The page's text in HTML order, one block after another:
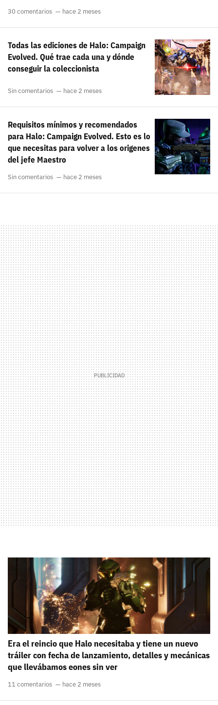
30 comentarios hace 2 meses
Todas las ediciones de Halo: Campaign
Evolved. Qué trae cada una y dónde
conseguir la coleccionista
Sin comentarios hace 2 meses
Requisitos mínimos y recomendados
para Halo: Campaign Evolved. Esto es lo
que necesitas para volver a los origenes
del jefe Maestro
Sin comentarios hace 2 meses
Era el reincio que Halo necesitaba y tiene un nuevo
tráiler con fecha de lanzamiento, detalles y mecánicas
que llevábamos eones sin ver
11 comentarios hace 2 meses